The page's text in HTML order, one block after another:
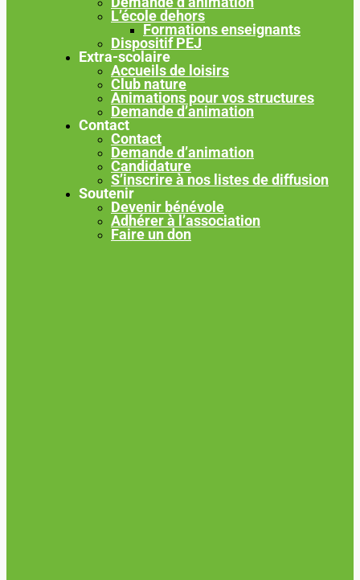
L’école dehors
Formations enseignants
Dispositif PEJ
Extra-scolaire
Accueils de loisirs
Club nature
Animations pour vos structures
Demande d’animation
Contact
Contact
Demande d’animation
Candidature
S’inscrire à nos listes de diffusion
Soutenir
Devenir bénévole
Adhérer à l’association
Faire un don